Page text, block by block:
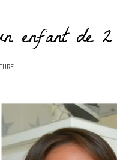
enfant de